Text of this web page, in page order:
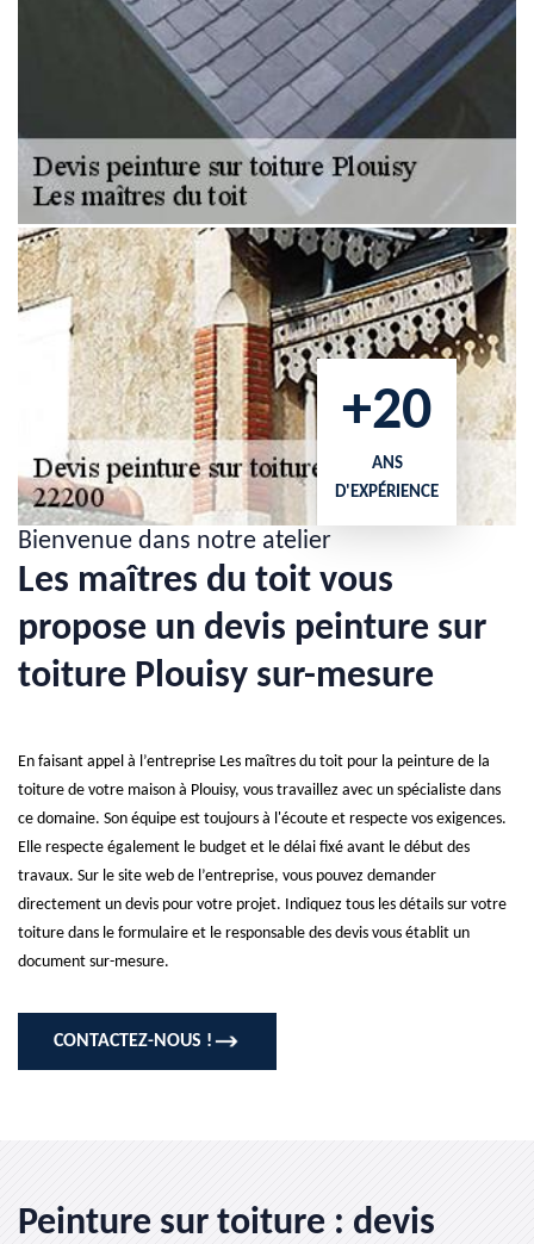
+20
ANS
D'EXPÉRIENCE
Bienvenue dans notre atelier
Les maîtres du toit vous
propose un devis peinture sur
toiture Plouisy sur-mesure
En faisant appel à l’entreprise Les maîtres du toit pour la peinture de la
toiture de votre maison à Plouisy, vous travaillez avec un spécialiste dans
ce domaine. Son équipe est toujours à l'écoute et respecte vos exigences.
Elle respecte également le budget et le délai fixé avant le début des
travaux. Sur le site web de l’entreprise, vous pouvez demander
directement un devis pour votre projet. Indiquez tous les détails sur votre
toiture dans le formulaire et le responsable des devis vous établit un
document sur-mesure.
CONTACTEZ-NOUS !
Peinture sur toiture : devis